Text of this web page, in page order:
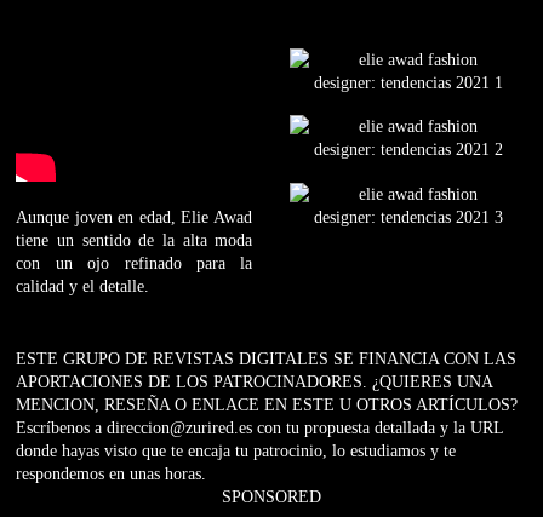
Aunque joven en edad, Elie Awad
tiene un sentido de la alta moda
con un ojo refinado para la
calidad y el detalle.
ESTE GRUPO DE REVISTAS DIGITALES SE FINANCIA CON LAS
APORTACIONES DE LOS PATROCINADORES. ¿QUIERES UNA
MENCION, RESEÑA O ENLACE EN ESTE U OTROS ARTÍCULOS?
Escríbenos a direccion@zurired.es con tu propuesta detallada y la URL
donde hayas visto que te encaja tu patrocinio, lo estudiamos y te
respondemos en unas horas.
SPONSORED